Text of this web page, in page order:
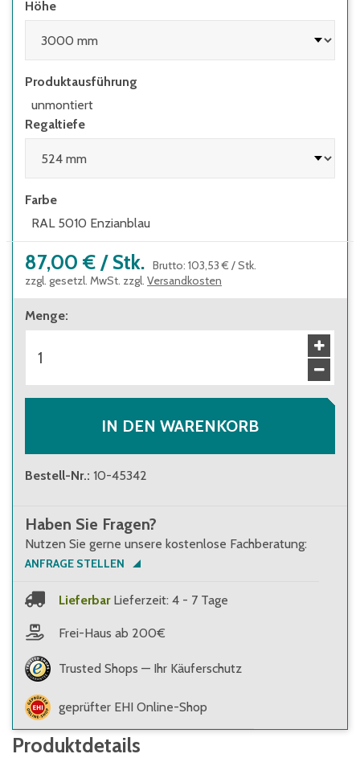
• wenn Regale mit herausziehbaren
Leitern eingesetzt werden
Höhe
Produktausführung
unmontiert
Regaltiefe
Farbe
RAL 5010 Enzianblau
87,00 € / Stk. Brutto: 103,53 € /Stk.
zzgl. gesetzl. MwSt. zzgl. Versandkosten
Menge:
IN DEN WARENKORB
Bestell-Nr.: 10-45342
Haben Sie Fragen?
Nutzen Sie gerne unsere kostenlose Fachberatung:
ANFRAGE STELLEN
Lieferbar Lieferzeit: 4 - 7 Tage
Frei-Haus ab 200€
Trusted Shops — Ihr Käuferschutz
geprüfter EHI Online-Shop
Produktdetails